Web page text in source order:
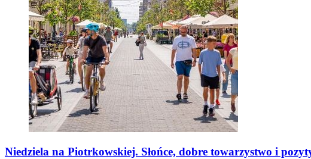
Niedziela na Piotrkowskiej. Słońce, dobre towarzystwo i